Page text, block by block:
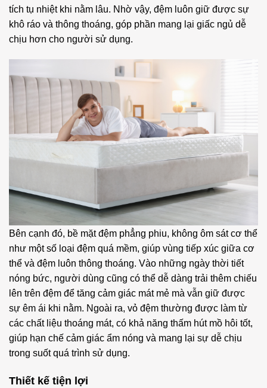
tích tụ nhiệt khi nằm lâu. Nhờ vậy, đệm luôn giữ được sự
khô ráo và thông thoáng, góp phần mang lại giấc ngủ dễ
chịu hơn cho người sử dụng.
Bên cạnh đó, bề mặt đệm phẳng phiu, không ôm sát cơ thể
như một số loại đệm quá mềm, giúp vùng tiếp xúc giữa cơ
thể và đệm luôn thông thoáng. Vào những ngày thời tiết
nóng bức, người dùng cũng có thể dễ dàng trải thêm chiếu
lên trên đệm để tăng cảm giác mát mẻ mà vẫn giữ được
sự êm ái khi nằm. Ngoài ra, vỏ đệm thường được làm từ
các chất liệu thoáng mát, có khả năng thấm hút mồ hôi tốt,
giúp hạn chế cảm giác ẩm nóng và mang lại sự dễ chịu
trong suốt quá trình sử dụng.
Thiết kế tiện lợi